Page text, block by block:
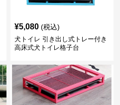
¥5,080 (税込)
犬トイレ 引き出し式トレー付き
高床式犬トイレ格子台